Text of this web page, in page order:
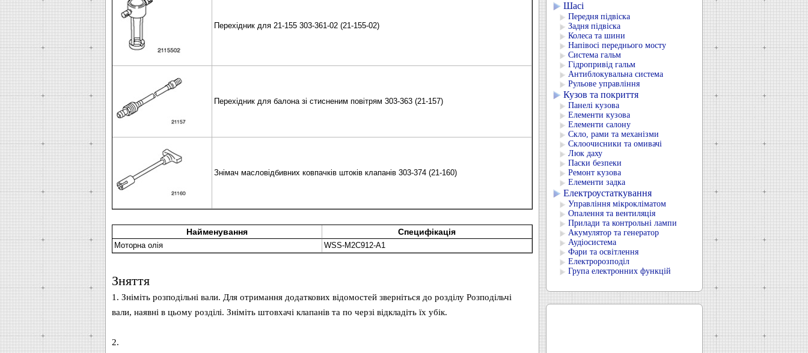
Перехідник для 21-155 303-361-02 (21-155-02)
Перехідник для балона зі стисненим повітрям 303-363 (21-157)
Знімач масловідбивних ковпачків штоків клапанів 303-374 (21-160)
Найменування Специфікація
Моторна олія WSS-M2C912-A1
Зняття
1. Зніміть розподільні вали. Для отримання додаткових відомостей зверніться до розділу Розподільчі
вали, наявні в цьому розділі. Зніміть штовхачі клапанів та по черзі відкладіть їх убік.
2.
Шасі
Передня підвіска
Задня підвіска
Колеса та шини
Напівосі переднього мосту
Система гальм
Гідропривід гальм
Антиблокувальна система
Рульове управління
Кузов та покриття
Панелі кузова
Елементи кузова
Елементи салону
Скло, рами та механізми
Склоочисники та омивачі
Люк даху
Паски безпеки
Ремонт кузова
Елементи задка
Електроустаткування
Управління мікрокліматом
Опалення та вентиляція
Прилади та контрольні лампи
Акумулятор та генератор
Аудіосистема
Фари та освітлення
Електророзподіл
Група електронних функцій